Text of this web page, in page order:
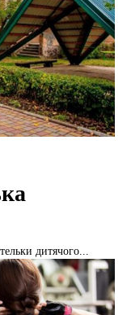
дитячого...